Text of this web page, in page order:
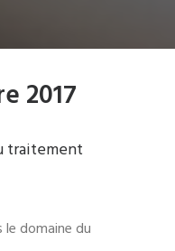
2017
traitement
domaine du